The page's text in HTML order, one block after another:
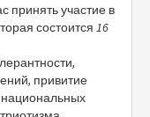
участие в
состоится 16
привитие